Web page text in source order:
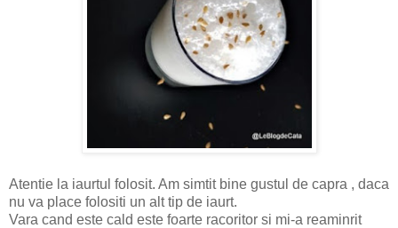
Atentie la iaurtul folosit. Am simtit bine gustul de capra , daca
nu va place folositi un alt tip de iaurt.
Vara cand este cald este foarte racoritor si mi-a reaminrit